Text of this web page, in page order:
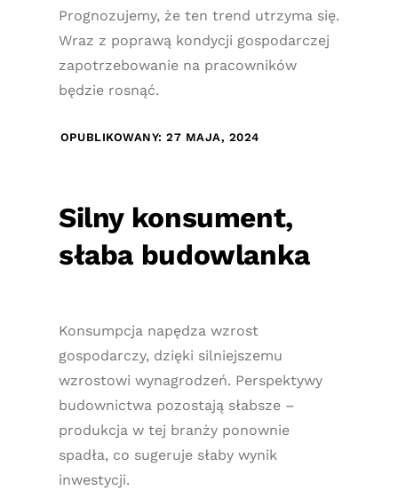
Prognozujemy, że ten trend utrzyma się.
Wraz z poprawą kondycji gospodarczej
zapotrzebowanie na pracowników
będzie rosnąć.
OPUBLIKOWANY: 27 MAJA, 2024
Silny konsument,
słaba budowlanka
Konsumpcja napędza wzrost
gospodarczy, dzięki silniejszemu
wzrostowi wynagrodzeń. Perspektywy
budownictwa pozostają słabsze –
produkcja w tej branży ponownie
spadła, co sugeruje słaby wynik
inwestycji.